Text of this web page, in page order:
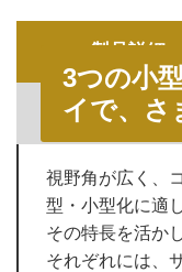
製品詳細
仕様・外形寸
3つの小
イで、さ
視野角が広く、
型・小型化に適
その特長を活か
それぞれには、